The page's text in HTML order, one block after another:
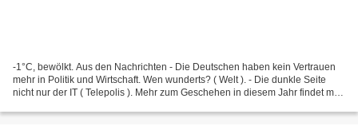
-1°C, bewölkt. Aus den Nachrichten - Die Deutschen haben kein Vertrauen
mehr in Politik und Wirtschaft. Wen wunderts? ( Welt ). - Die dunkle Seite
nicht nur der IT ( Telepolis ). Mehr zum Geschehen in diesem Jahr findet man